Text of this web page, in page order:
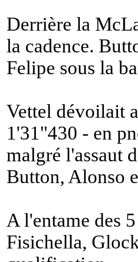
Derrière la
la cadence.
Felipe sous la
Vettel dévoilait
1'31"430 - en
malgré l'assaut
Button, Alonso
A l'entame des
Fisichella,